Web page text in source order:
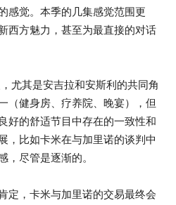
感觉。本季的几集感觉范围更
西方魅力，甚至为最直接的对话
尤其是安吉拉和安斯利的共同角
（健身房、疗养院、晚宴），但
好的舒适节目中存在的一致性和
，比如卡米在与加里诺的谈判中
，尽管是逐渐的。
定，卡米与加里诺的交易最终会